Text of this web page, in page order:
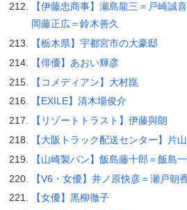
【伊藤忠商事】瀬島龍三＝戸崎誠
岡藤正広＝鈴木善久
【栃木県】宇都宮市の大豪邸
【俳優】あおい輝彦
【コメディアン】大村崑
【EXILE】清木場俊介
【リゾートトラスト】伊藤與朗
【大阪トラック配送センター】片
【山崎製パン】飯島藤十郎＝飯島
【V6・女優】井ノ原快彦＝瀬戸朝
【女優】黒柳徹子